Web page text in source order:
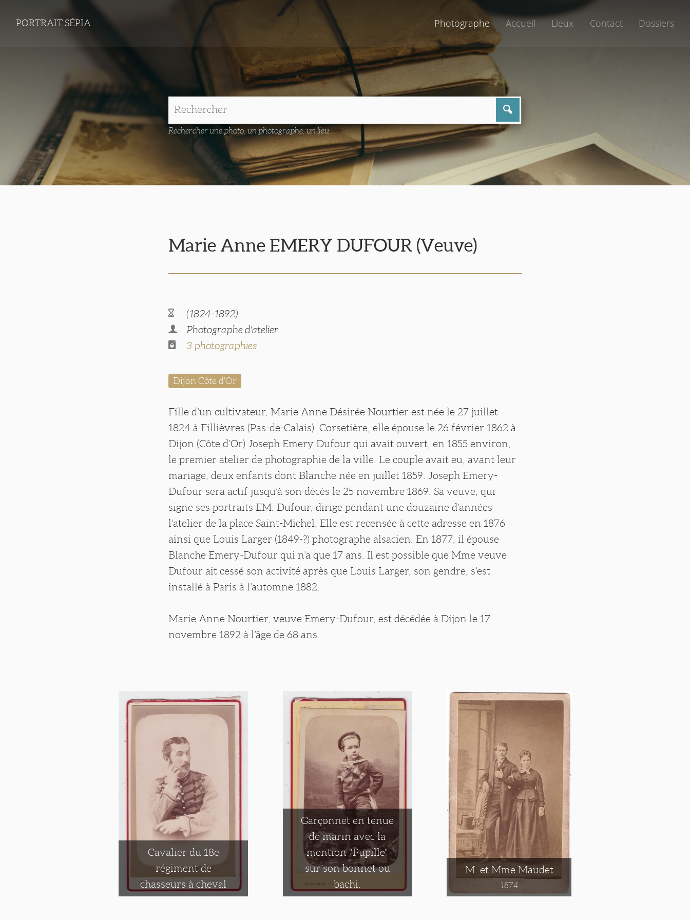
PORTRAIT SÉPIA Photographe Accueil Lieux Contact Dossiers
Rechercher une photo, un photographe, un lieu...
Marie Anne EMERY DUFOUR (Veuve)
(1824-1892)
Photographe d'atelier
3 photographies
Dijon Côte d'Or
Fille d’un cultivateur, Marie Anne Désirée Nourtier est née le 27 juillet
1824 à Fillièvres (Pas-de-Calais). Corsetière, elle épouse le 26 février 1862 à
Dijon (Côte d’Or) Joseph Emery Dufour qui avait ouvert, en 1855 environ,
le premier atelier de photographie de la ville. Le couple avait eu, avant leur
mariage, deux enfants dont Blanche née en juillet 1859. Joseph Emery-
Dufour sera actif jusqu’à son décès le 25 novembre 1869. Sa veuve, qui
signe ses portraits EM. Dufour, dirige pendant une douzaine d’années
l’atelier de la place Saint-Michel. Elle est recensée à cette adresse en 1876
ainsi que Louis Larger (1849-?) photographe alsacien. En 1877, il épouse
Blanche Emery-Dufour qui n’a que 17 ans. Il est possible que Mme veuve
Dufour ait cessé son activité après que Louis Larger, son gendre, s’est
installé à Paris à l’automne 1882.
Marie Anne Nourtier, veuve Emery-Dufour, est décédée à Dijon le 17
novembre 1892 à l’âge de 68 ans.
Cavalier du 18e
régiment de
chasseurs à cheval
Garçonnet en tenue
de marin avec la
mention "Pupille"
sur son bonnet ou
bachi.
M. et Mme Maudet
1874